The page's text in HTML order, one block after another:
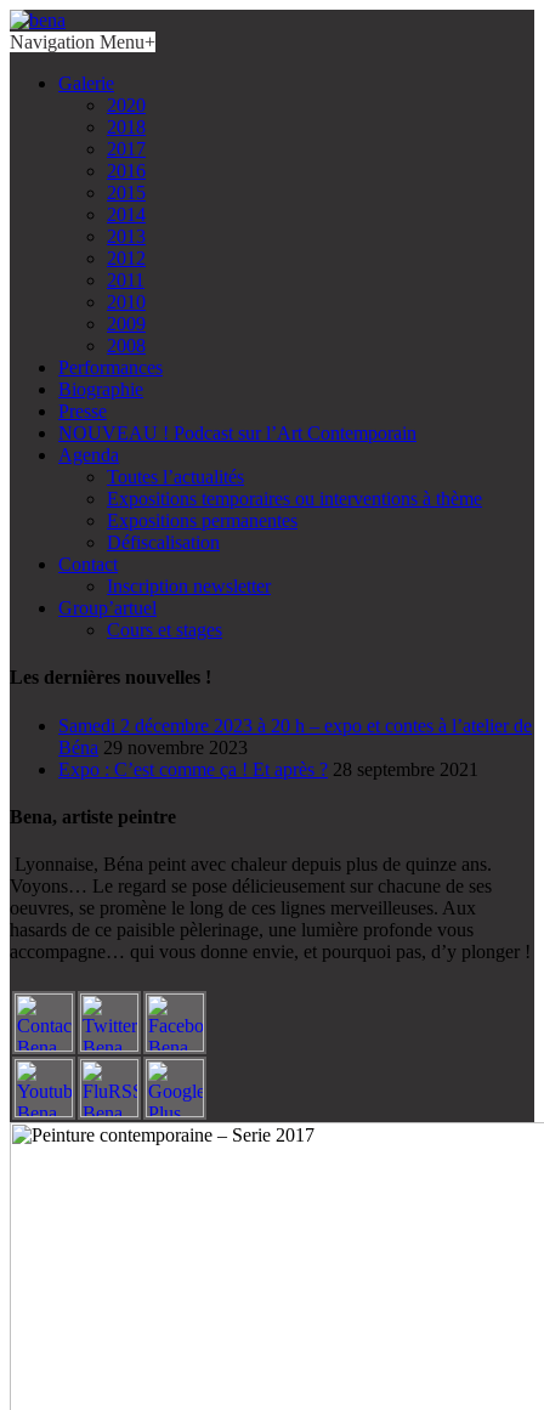
Navigation Menu+
Galerie
2020
2018
2017
2016
2015
2014
2013
2012
2011
2010
2009
2008
Performances
Biographie
Presse
NOUVEAU ! Podcast sur l’Art Contemporain
Agenda
Toutes l’actualités
Expositions temporaires ou interventions à thème
Expositions permanentes
Défiscalisation
Contact
Inscription newsletter
Group’artuel
Cours et stages
Les dernières nouvelles !
Samedi 2 décembre 2023 à 20 h – expo et contes à l’atelier de
Béna 29 novembre 2023
Expo : C’est comme ça ! Et après ? 28 septembre 2021
Bena, artiste peintre
Lyonnaise, Béna peint avec chaleur depuis plus de quinze ans.
Voyons… Le regard se pose délicieusement sur chacune de ses
oeuvres, se promène le long de ces lignes merveilleuses. Aux
hasards de ce paisible pèlerinage, une lumière profonde vous
accompagne… qui vous donne envie, et pourquoi pas, d’y plonger !